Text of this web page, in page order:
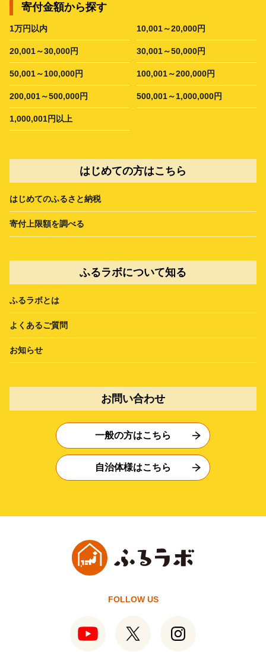
寄付金額から探す
1万円以内 10,001～20,000円
20,001～30,000円 30,001～50,000円
50,001～100,000円 100,001～200,000円
200,001～500,000円 500,001～1,000,000円
1,000,001円以上
はじめての方はこちら
はじめてのふるさと納税
寄付上限額を調べる
ふるラボについて知る
ふるラボとは
よくあるご質問
お知らせ
お問い合わせ
一般の方はこちら
自治体様はこちら
FOLLOW US